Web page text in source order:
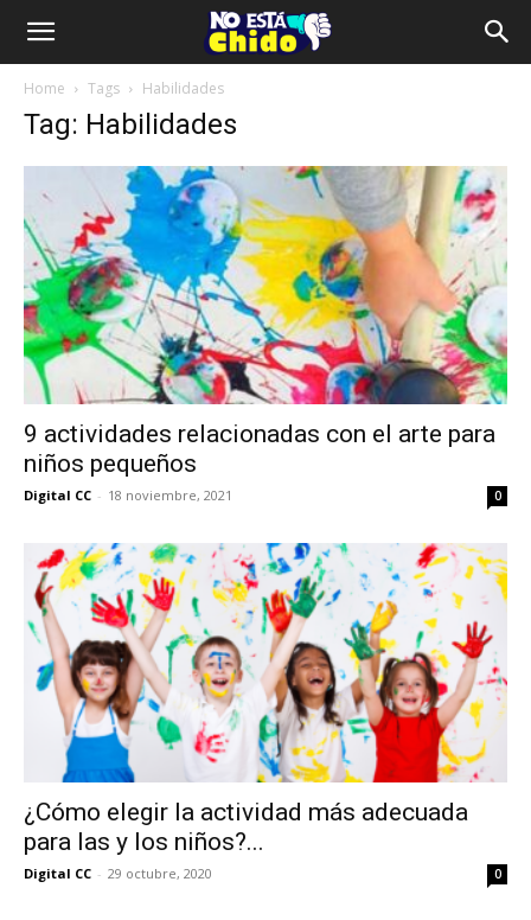
Home Tags Habilidades
Tag: Habilidades
9 actividades relacionadas con el arte para
niños pequeños
Digital CC - 18 noviembre, 2021 0
¿Cómo elegir la actividad más adecuada
para las y los niños?...
Digital CC - 29 octubre, 2020 0